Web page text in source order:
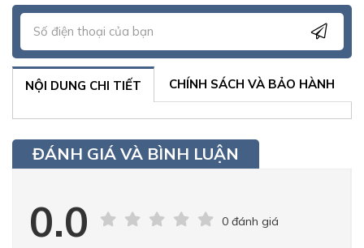
NỘI DUNG CHI TIẾT CHÍNH SÁCH VÀ BẢO HÀNH
ĐÁNH GIÁ VÀ BÌNH LUẬN
0.0 0 đánh giá